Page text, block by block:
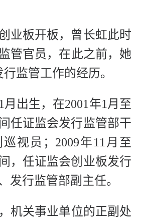
业板开板，曾长虹此时
管官员，在此之前，她
监管工作的经历。
月出生，在2001年1月至
任证监会发行监管部干
视员；2009年11月至
，任证监会创业板发行
发行监管部副主任。
机关事业单位的正副处